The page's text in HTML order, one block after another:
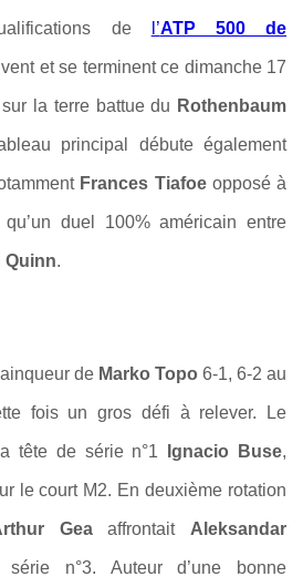
de l’ATP 500 de
et se terminent ce dimanche 17
la terre battue du Rothenbaum
principal débute également
Frances Tiafoeopposé à
duel 100% américain entre
Quinn.
de Marko Topo 6-1, 6-2 au
fois un gros défi à relever. Le
tête de série n°1 Ignacio Buse,
le court M2. En deuxième rotation
Geaaffrontait Aleksandar
n°3. Auteur d’une bonne